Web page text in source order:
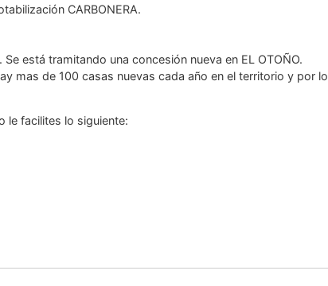
CARBONERA.
está tramitando una concesión nueva en EL OTOÑO.
mas de 100 casas nuevas cada año en el territorio y por lo
le facilites lo siguiente: